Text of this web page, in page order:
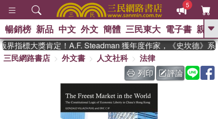
5
GO
熱搜： 東野圭吾 、
、 如果歷史是一群喵 、 暑期
國際布克獎 臺灣漫遊錄 、 方
孩：黎曼猜想 、 偉大的迷走神經
暢銷榜 新品 中文 外文 簡體 三民東大 電子書 親子
指標大獎肯定！A.F. Steadman 獲年度作家，《史坎德》系
三民網路書店
外文書 人文社科
法律
列印
評論